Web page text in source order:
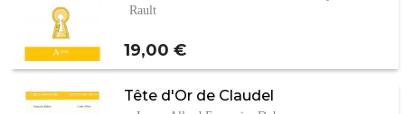
Rault
Prix
19,00 €
Tête d'Or de Claudel